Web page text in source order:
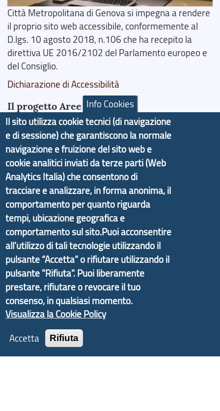
Città Metropolitana di Genova si impegna a rendere
il proprio sito web accessibile, conformemente al
D.lgs. 10 agosto 2018, n.106 che ha recepito la
direttiva UE 2016/2102 del Parlamento europeo e
del Consiglio.
Dichiarazione di Accessibilità
Il progetto Aree Interne
Il portale di marketing territoriale e sviluppo locale
di Genova Città Metropolitana si è sviluppato a
partire dal progetto nazionale Aree Interne
promosso dal Dipartimento per lo Sviluppo
Economico e finalizzato al rilancio socio-economico
delle valli dell’entroterra. In particolare fornisce
informazioni ed aggiornamenti sullaStrategia
d'Area Antola-Tigullio, in collaborazione con Regione
Liguria ed ANCI Liguria.
Copyright © 2017 Città metropolitana di Genova |
CF: 80007350103
Info Cookies
Il sito utilizza cookie tecnici (di navigazione
e di sessione) che garantiscono la normale
navigazione e fruizione del sito web e
cookie analitici inviati da terze parti (Web
Analytics Italia) che consentono di
tracciare e analizzare, in forma anonima, il
comportamento per quanto riguarda
tempi, ubicazione geografica e
comportamento sul sito.Puoi acconsentire
all’utilizzo di tali tecnologie utilizzando il
pulsante “Accetta” o rifiutare utilizzando il
pulsante "Rifiuta". Puoi liberamente
prestare, rifiutare o revocare il tuo
consenso, in qualsiasi momento.
Visualizza la Cookie Policy
Accetta
Rifiuta